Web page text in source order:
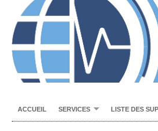
ACCUEIL SERVICES LISTE DES